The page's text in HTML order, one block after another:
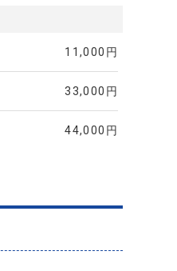
11,000円
33,000円
44,000円